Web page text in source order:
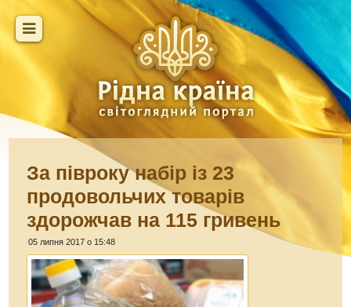
За півроку набір із 23
продовольчих товарів
здорожчав на 115 гривень
05 липня 2017 о 15:48